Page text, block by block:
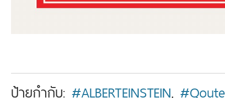
ป้ายกำกับ: #ALBERTEINSTEIN, #Qoute